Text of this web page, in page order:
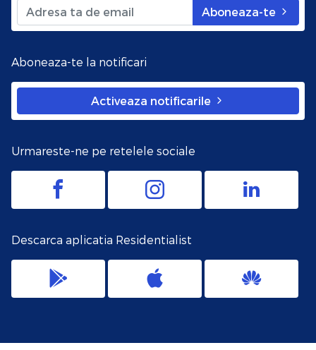
Aboneaza-te
Aboneaza-te la notificari
Activeaza notificarile
Urmareste-ne pe retelele sociale
Descarca aplicatia Residentialist